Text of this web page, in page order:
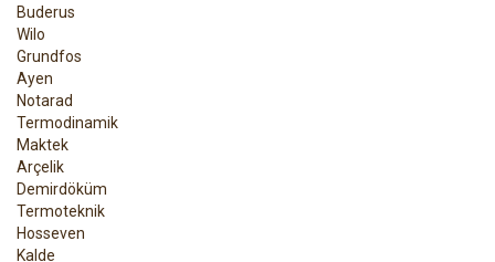
Buderus
Wilo
Grundfos
Ayen
Notarad
Termodinamik
Maktek
Arçelik
Demirdöküm
Termoteknik
Hosseven
Kalde